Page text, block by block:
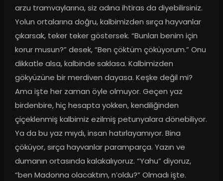
arzu tramvaylarına, siz adına ihtiras da diyebilirsiniz.
Yolun ortalarına doğru, kalbimizden sırça hayvanlar
çıkarsak, teker teker göstersek. “Bunları benim için
korur musun?” desek, “Ben çöktüm çöküyorum.” Onu
dikkatle alsa, kalbinde saklasa. Kalbimizden
gökyüzüne bir merdiven dayasa. Keşke değil mi?
Ama işte her zaman öyle olmuyor. Geçen yaz
birdenbire, hiç hesapta yokken, kendiliğinden
çiçeklenmiş kalbimiz ezilmiş petunyalara dönebiliyor.
Ya da bu yaz mıydı, insan hatırlayamıyor. Bina
çöküyor, sırça hayvanlar paramparça. Yazın ve
dumanın ortasında kalakalıyoruz. “Yahu” diyoruz,
“ben Madonna olacaktım, n’oldu?” Olmadı işte.